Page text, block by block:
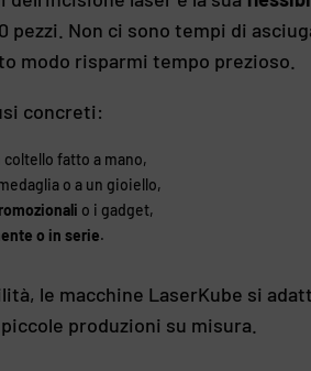
pezzi. Non ci sono tempi di
modo risparmi tempo prezioso.
concreti:
coltello fatto a mano,
o a un gioiello,
o i gadget,
o in serie.
le macchine LaserKube si
produzioni su misura.